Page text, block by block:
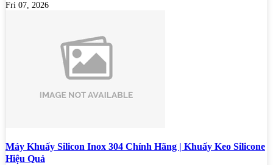
Fri 07, 2026
Máy Khuấy Silicon Inox 304 Chính Hãng | Khuấy Keo Silicone
Hiệu Quả